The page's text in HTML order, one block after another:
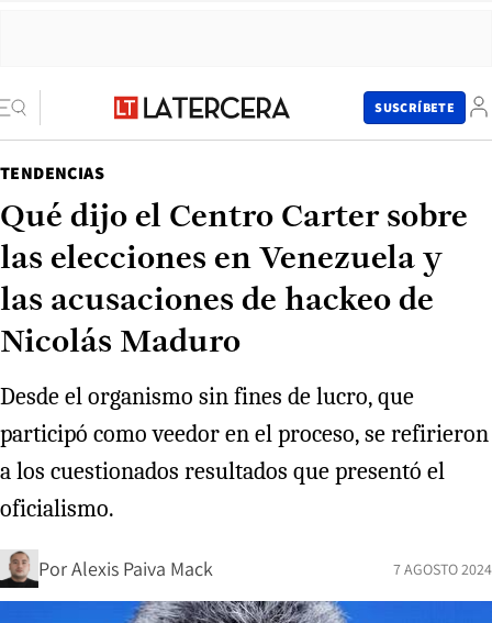
SUSCRÍBETE
TENDENCIAS
Qué dijo el Centro Carter sobre
las elecciones en Venezuela y
las acusaciones de hackeo de
Nicolás Maduro
Desde el organismo sin fines de lucro, que
participó como veedor en el proceso, se refirieron
a los cuestionados resultados que presentó el
oficialismo.
PorAlexis Paiva Mack 7 AGOSTO 2024